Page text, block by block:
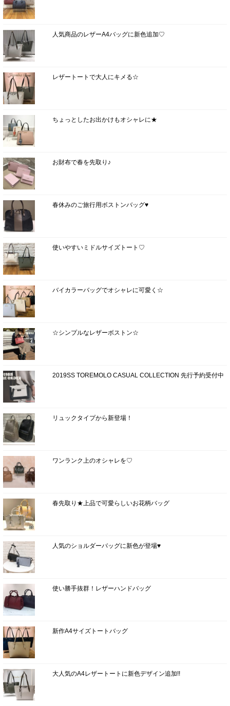
人気商品のレザーA4バッグに新色追加♡
レザートートで大人にキメる☆
ちょっとしたお出かけもオシャレに★
お財布で春を先取り♪
春休みのご旅行用ボストンバッグ♥
使いやすいミドルサイズトート♡
バイカラーバッグでオシャレに可愛く☆
☆シンプルなレザーボストン☆
2019SS TOREMOLO CASUAL COLLECTION 先行予約受付中
リュックタイプから新登場！
ワンランク上のオシャレを♡
春先取り★上品で可愛らしいお花柄バッグ
人気のショルダーバッグに新色が登場♥
使い勝手抜群！レザーハンドバッグ
新作A4サイズトートバッグ
大人気のA4レザートートに新色デザイン追加!!